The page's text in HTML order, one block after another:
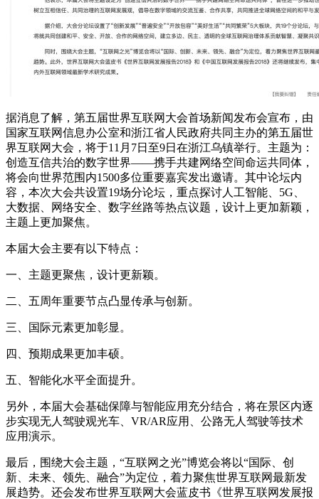
据消息了解，第五届世界互联网大会首场新闻发布会宣布，由
国家互联网信息办公室和浙江省人民政府共同主办的第五届世
界互联网大会，将于11月7日至9日在浙江乌镇举行。主题为：
创造互信共治的数字世界——携手共建网络空间命运共同体，
将会向世界范围内1500多位重要嘉宾发出邀请。其中论坛内
容，本次大会共设置19场分论坛，重点探讨人工智能、5G、
大数据、网络安全、数字丝路等热点议题，设计上更加新颖，
主题上更加聚焦。
本届大会主要有以下特点：
一、主题更聚焦，设计更新颖。
二、五周年重要节点凸显传承与创新。
三、国际元素更加彰显。
四、预期成果更加丰硕。
五、智能化水平全面提升。
另外，本届大会基础保障与智能应用充分结合，将在景区内逐
步实现无人驾驶观光车、VR/AR应用、公路无人驾驶等技术
应用演示。
最后，围绕大会主题，“互联网之光”博览会将以“国际、创
新、未来、领先、融合”为定位，着力聚焦世界互联网最新发
展趋势。还会发布世界互联网大会蓝皮书《世界互联网发展报